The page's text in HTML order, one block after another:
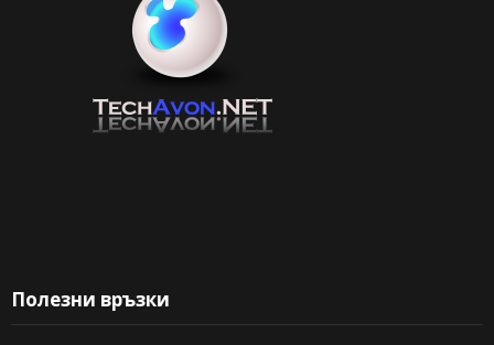
Полезни връзки